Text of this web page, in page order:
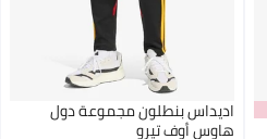
اديداس بنطلون مجموعة دول
هاوس أوف تيرو